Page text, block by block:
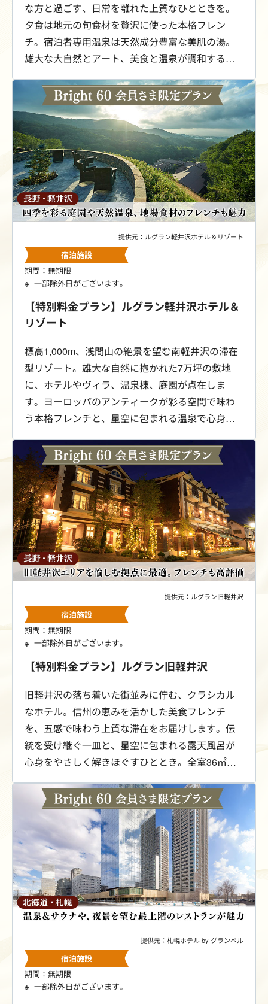
な方と過ごす、日常を離れた上質なひとときを。
夕食は地元の旬食材を贅沢に使った本格フレン
チ。宿泊者専用温泉は天然成分豊富な美肌の湯。
雄大な大自然とアート、美食と温泉が調和する滞
で、スイート客室が最大53％OFFの特別料金にて
ご案内します。
提供元：ルグラン軽井沢ホテル＆リゾート
宿泊施設
期間：無期限
一部除外日がございます。
【特別料金プラン】ルグラン軽井沢ホテル＆
リゾート
標高1,000m、浅間山の絶景を望む南軽井沢の滞在
型リゾート。雄大な自然に抱かれた7万坪の敷地
に、ホテルやヴィラ、温泉棟、庭園が点在しま
す。ヨーロッパのアンティークが彩る空間で味わ
う本格フレンチと、星空に包まれる温泉で心身を
上質な時間をお愉しみください。Bright 60会員さ
ま限定の特別料金にてご案内します。
提供元：ルグラン旧軽井沢
宿泊施設
期間：無期限
一部除外日がございます。
【特別料金プラン】ルグラン旧軽井沢
旧軽井沢の落ち着いた街並みに佇む、クラシカル
なホテル。信州の恵みを活かした美食フレンチ
を、五感で味わう上質な滞在をお届けします。伝
統を受け継ぐ一皿と、星空に包まれる露天風呂が
心身をやさしく解きほぐすひととき。全室36㎡以
で、特別な時間をお愉しみください。Bright 60会
員さま限定の特別料金にてご案内します。
提供元：札幌ホテル by グランベル
宿泊施設
期間：無期限
一部除外日がございます。